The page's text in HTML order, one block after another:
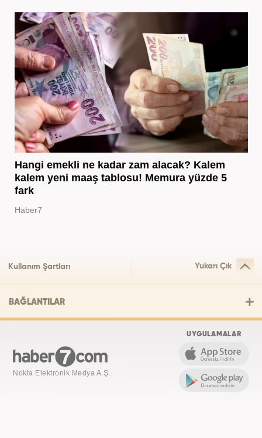
Hangi emekli ne kadar zam alacak? Kalem
kalem yeni maaş tablosu! Memura yüzde 5
fark
Haber7
Kullanım Şartları Yukarı Çık
BAĞLANTILAR
Nokta Elektronik Medya A.Ş.
UYGULAMALAR